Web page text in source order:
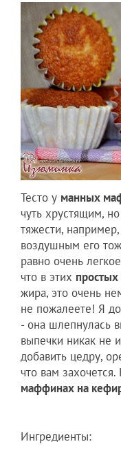
Тесто у манных
чуть хрустящим,
тяжести,
воздушным его
равно очень
что в этих
жира, это очень
не пожалеете! Я
- она шлепнулась
выпечки никак не
добавить цедру,
что вам
маффинах на
Ингредиенты: